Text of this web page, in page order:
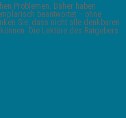
Problemen. Daher haben
beantwortet – ohne
Sie, dass nicht alle denkbaren
Die Lektüre des Ratgebers